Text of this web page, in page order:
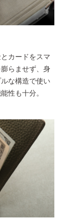
カードをスマ
らませず、身
な構造で使い
性も十分。